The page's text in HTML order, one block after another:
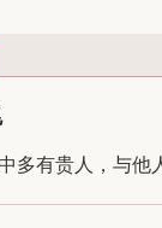
多有贵人，与